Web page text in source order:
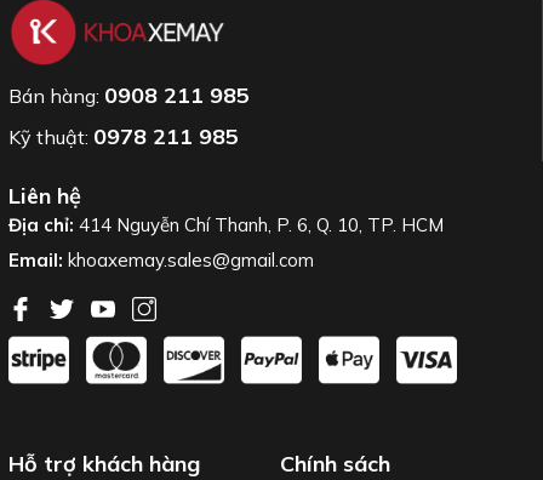
Bán hàng: 0908 211 985
Kỹ thuật: 0978 211 985
Liên hệ
Địa chỉ: 414 Nguyễn Chí Thanh, P. 6, Q. 10, TP. HCM
Email: khoaxemay.sales@gmail.com
Hỗ trợ khách hàng Chính sách